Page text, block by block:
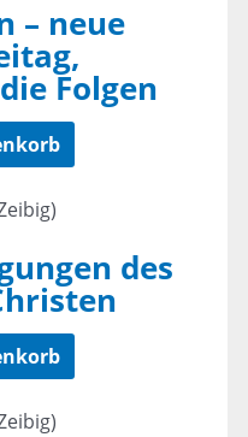
– neue
Folgen
des